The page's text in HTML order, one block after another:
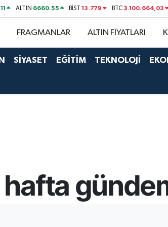
ALTIN 6660.55 BİST13.779 BTC3.100.664,03
FRAGMANLAR ALTIN FİYATLARI
SİYASET EĞİTİM TEKNOLOJİ